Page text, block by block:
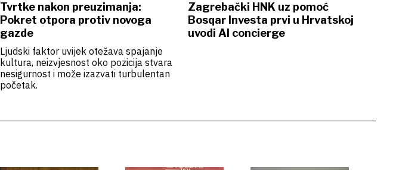
Tvrtke nakon preuzimanja:
Pokret otpora protiv novoga
gazde
Ljudski faktor uvijek otežava spajanje
kultura, neizvjesnost oko pozicija stvara
nesigurnost i može izazvati turbulentan
početak.
Zagrebački HNK uz pomoć
Bosqar Investa prvi u Hrvatskoj
uvodi AI concierge